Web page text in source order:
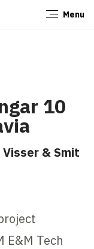
Menu
10
& Smit
E&M Tech
Sluiten